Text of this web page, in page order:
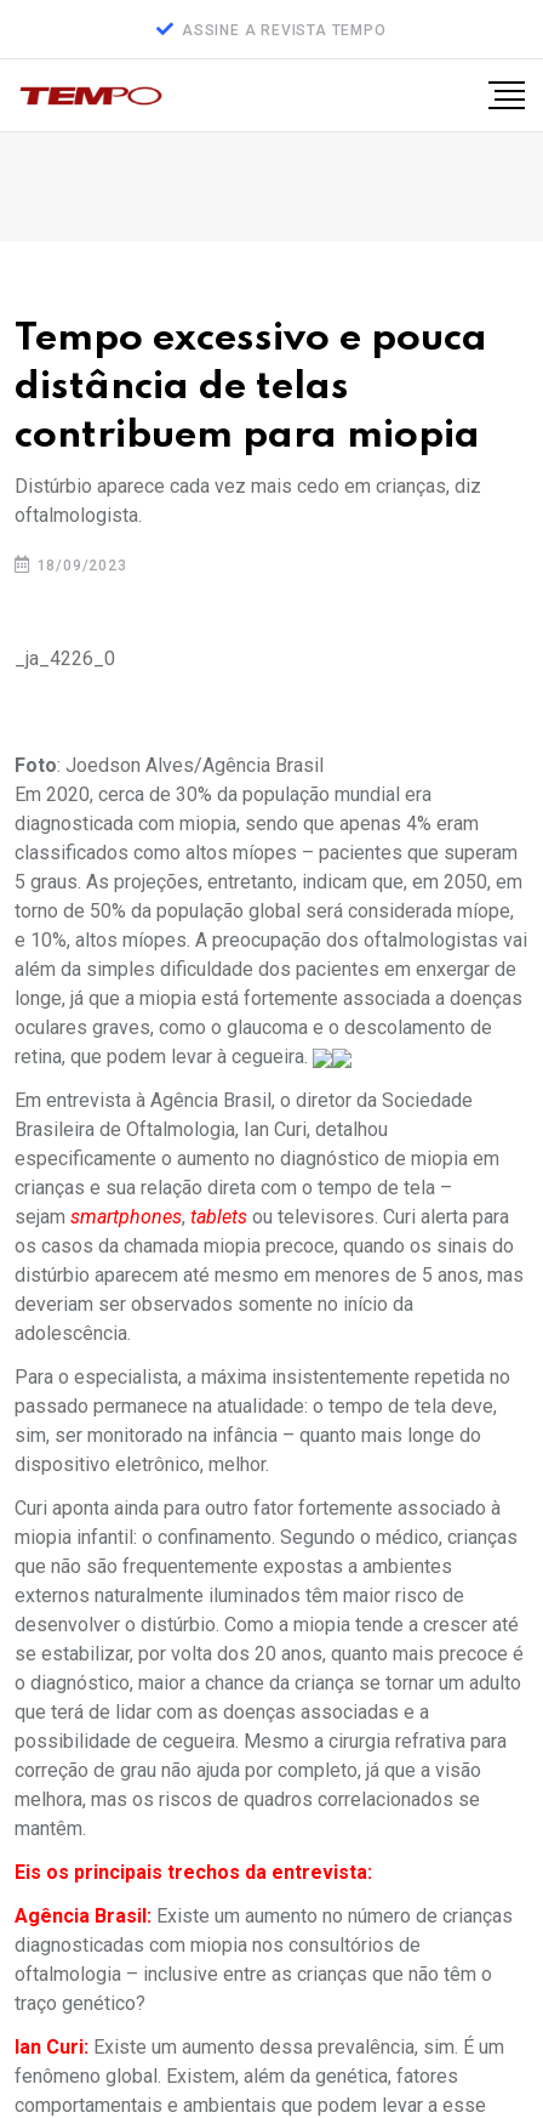
ASSINE A REVISTA TEMPO
Tempo excessivo e pouca
distância de telas
contribuem para miopia
Distúrbio aparece cada vez mais cedo em crianças, diz
oftalmologista.
18/09/2023
_ja_4226_0
Foto: Joedson Alves/Agência Brasil
Em 2020, cerca de 30% da população mundial era
diagnosticada com miopia, sendo que apenas 4% eram
classificados como altos míopes – pacientes que superam
5 graus. As projeções, entretanto, indicam que, em 2050, em
torno de 50% da população global será considerada míope,
e 10%, altos míopes. A preocupação dos oftalmologistas vai
além da simples dificuldade dos pacientes em enxergar de
longe, já que a miopia está fortemente associada a doenças
oculares graves, como o glaucoma e o descolamento de
retina, que podem levar à cegueira.
Em entrevista à Agência Brasil, o diretor da Sociedade
Brasileira de Oftalmologia, Ian Curi, detalhou
especificamente o aumento no diagnóstico de miopia em
crianças e sua relação direta com o tempo de tela –
sejam smartphones, tablets ou televisores. Curi alerta para
os casos da chamada miopia precoce, quando os sinais do
distúrbio aparecem até mesmo em menores de 5 anos, mas
deveriam ser observados somente no início da
adolescência.
Para o especialista, a máxima insistentemente repetida no
passado permanece na atualidade: o tempo de tela deve,
sim, ser monitorado na infância – quanto mais longe do
dispositivo eletrônico, melhor.
Curi aponta ainda para outro fator fortemente associado à
miopia infantil: o confinamento. Segundo o médico, crianças
que não são frequentemente expostas a ambientes
externos naturalmente iluminados têm maior risco de
desenvolver o distúrbio. Como a miopia tende a crescer até
se estabilizar, por volta dos 20 anos, quanto mais precoce é
o diagnóstico, maior a chance da criança se tornar um adulto
que terá de lidar com as doenças associadas e a
possibilidade de cegueira. Mesmo a cirurgia refrativa para
correção de grau não ajuda por completo, já que a visão
melhora, mas os riscos de quadros correlacionados se
mantêm.
Eis os principais trechos da entrevista:
Agência Brasil: Existe um aumento no número de crianças
diagnosticadas com miopia nos consultórios de
oftalmologia – inclusive entre as crianças que não têm o
traço genético?
Ian Curi: Existe um aumento dessa prevalência, sim. É um
fenômeno global. Existem, além da genética, fatores
comportamentais e ambientais que podem levar a esse